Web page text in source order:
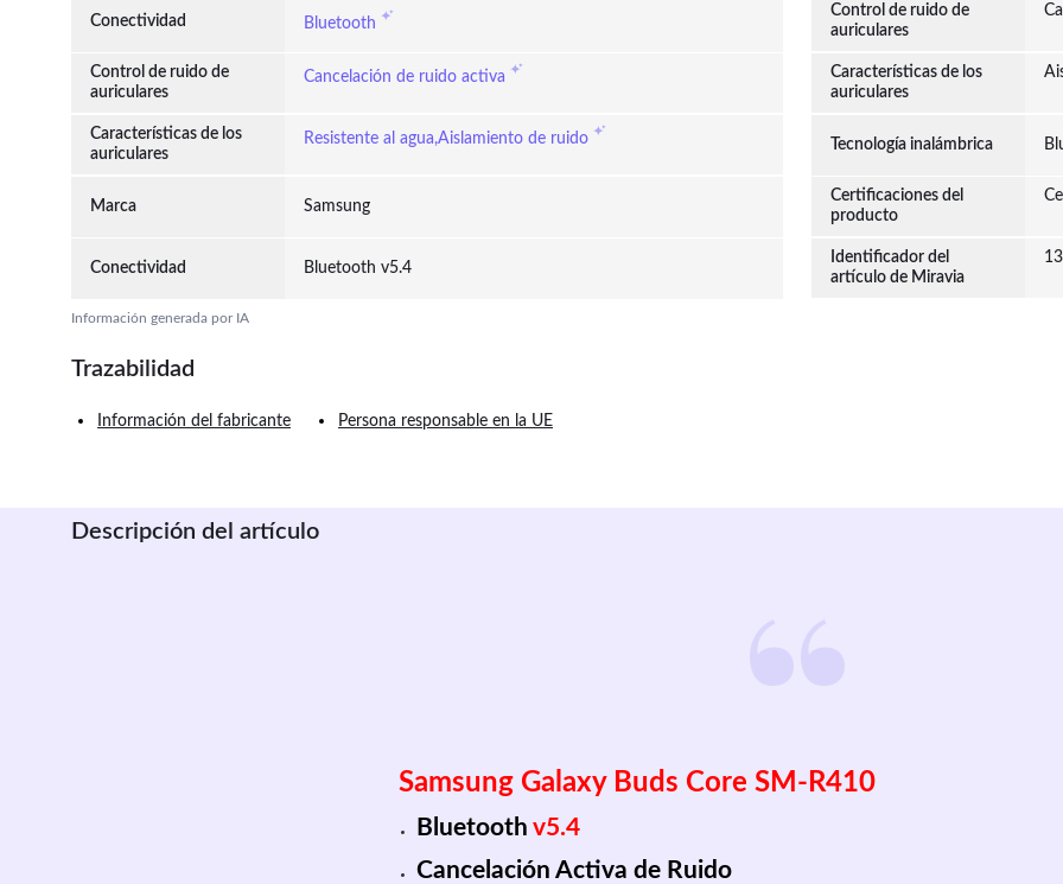
Conectividad Bluetooth
Control de ruido de
auriculares
Control de ruido de
auriculares
Cancelación de ruido activa
Características de los
auriculares
Características de los
auriculares
Resistente al agua,Aislamiento de ruido Tecnología inalámbrica
Marca Samsung
Certificaciones del
producto
Conectividad Bluetooth v5.4
Identificador del
artículo de Miravia
Información generada por IA
Trazabilidad
Información del fabricante Persona responsable en la UE
Descripción del artículo
Samsung Galaxy Buds Core SM-R410
Bluetooth v5.4
Cancelación Activa de Ruido